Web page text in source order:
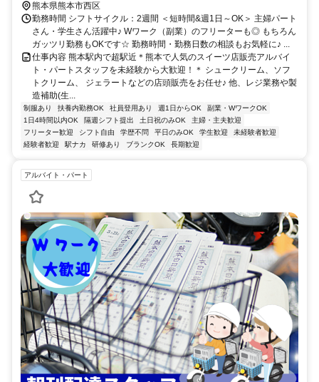
熊本県熊本市西区
勤務時間 シフトサイクル：2週間 ＜短時間&週1日～OK＞ 主婦パート
さん・学生さん活躍中♪ Wワーク（副業）のフリーターも◎ もちろん
ガッツリ勤務もOKです☆ 勤務時間・勤務日数の相談もお気軽に♪ ...
仕事内容 熊本駅内で超駅近＊熊本で人気のスイーツ店販売アルバイ
ト・パートスタッフを未経験から大歓迎！＊ シュークリーム、ソフ
トクリーム、 ジェラートなどの店頭販売をお任せ♪ 他、レジ業務や製
造補助(生...
制服あり 扶養内勤務OK 社員登用あり 週1日からOK
副業・WワークOK
1日4時間以内OK
隔週シフト提出 土日祝のみOK
主婦・主夫歓迎
フリーター歓迎
シフト自由 学歴不問 平日のみOK 学生歓迎
未経験者歓迎
経験者歓迎
駅ナカ 研修あり ブランクOK 長期歓迎
アルバイト・パート